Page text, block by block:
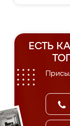
ЕСТЬ